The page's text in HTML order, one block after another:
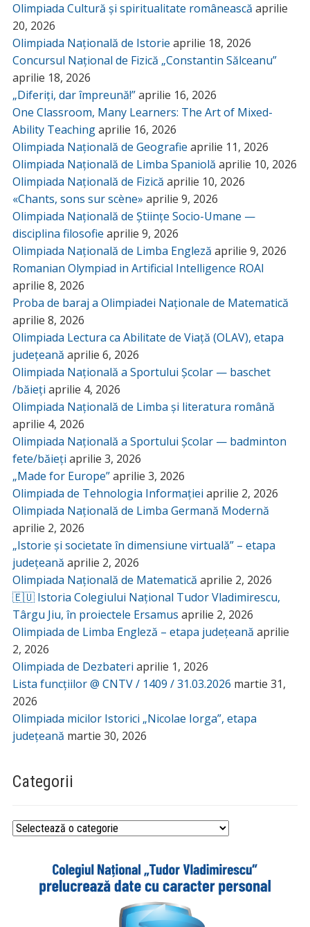
Olimpiada Cultură și spiritualitate românească aprilie
20, 2026
Olimpiada Națională de Istorie aprilie 18, 2026
Concursul Național de Fizică „Constantin Sălceanu”
aprilie 18, 2026
„Diferiți, dar împreună!”aprilie 16, 2026
One Classroom, Many Learners: The Art of Mixed-
Ability Teachingaprilie 16, 2026
Olimpiada Națională de Geografie aprilie 11, 2026
Olimpiada Națională de Limba Spaniolă aprilie 10, 2026
Olimpiada Națională de Fizică aprilie 10, 2026
«Chants, sons sur scène» aprilie 9, 2026
Olimpiada Națională de Științe Socio-Umane —
disciplina filosofie aprilie 9, 2026
Olimpiada Națională de Limba Engleză aprilie 9, 2026
Romanian Olympiad in Artificial Intelligence ROAI
aprilie 8, 2026
Proba de baraj a Olimpiadei Naționale de Matematică
aprilie 8, 2026
Olimpiada Lectura ca Abilitate de Viață (OLAV), etapa
județeană aprilie 6, 2026
Olimpiada Națională a Sportului Școlar — baschet
/băieți aprilie 4, 2026
Olimpiada Națională de Limba și literatura română
aprilie 4, 2026
Olimpiada Națională a Sportului Școlar — badminton
fete/băieți aprilie 3, 2026
„Made for Europe”aprilie 3, 2026
Olimpiada de Tehnologia Informației aprilie 2, 2026
Olimpiada Națională de Limba Germană Modernă
aprilie 2, 2026
„Istorie și societate în dimensiune virtuală” – etapa
județeană aprilie 2, 2026
Olimpiada Națională de Matematică aprilie 2, 2026
🇪🇺 Istoria Colegiului Național Tudor Vladimirescu,
Târgu Jiu, în proiectele Ersamus aprilie 2, 2026
Olimpiada de Limba Engleză – etapa județeană aprilie
2, 2026
Olimpiada de Dezbateri aprilie 1, 2026
Lista funcțiilor @ CNTV / 1409 / 31.03.2026 martie 31,
2026
Olimpiada micilor Istorici „Nicolae Iorga”, etapa
județeană martie 30, 2026
Categorii
Categorii